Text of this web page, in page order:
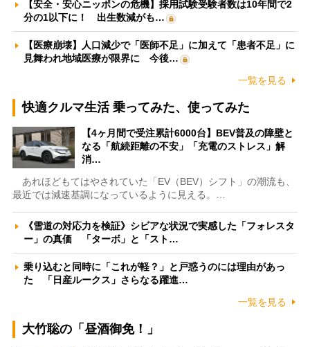
【安全・安心ニッポンの危機】採用試験受験者数は10年間で2
分の1以下に！ 出生数減がも…
【医療崩壊】人口減少で「医師不足」に加えて「患者不足」に
見舞われ地域医療が限界に 今後…
一覧を見る
快適クルマ生活 乗ってみた、使ってみた
【4ヶ月間で受注累計6000台】BEV普及の障壁と
なる「航続距離の不安」「充電のストレス」解
消…
あれほどもてはやされていた「EV（BEV）シフト」の潮流も、
最近では減速基調になっているように見える。…
《雪道の対応力を検証》シビアな状況で実感した「フォレスタ
ー」の真価 「ターボ」と「スト…
乗り込むと同時に「これが軽？」と戸惑うのには理由があっ
た 「日産ルークス」さらなる躍進…
一覧を見る
大竹聡の「昼酒御免！」